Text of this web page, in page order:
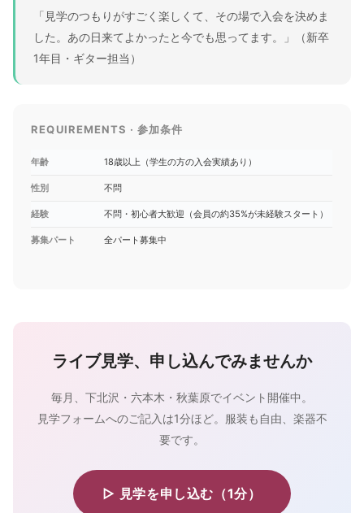
「見学のつもりがすごく楽しくて、その場で入会を決めま
した。あの日来てよかったと今でも思ってます。」（新卒
1年目・ギター担当）
REQUIREMENTS · 参加条件
年齢 18歳以上（学生の方の入会実績あり）
性別 不問
経験 不問・初心者大歓迎（会員の約35%が未経験スタート）
募集パート 全パート募集中
ライブ見学、申し込んでみませんか
毎月、下北沢・六本木・秋葉原でイベント開催中。
見学フォームへのご記入は1分ほど。服装も自由、楽器不
要です。
▷ 見学を申し込む（1分）